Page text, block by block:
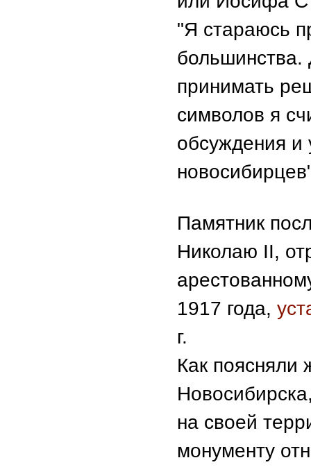
"Я стараюсь
большинства.
принимать
символов я
обсуждения и
Памятник
Николаю II,
1917 года,
г.
Как поясняли
на своей
монументу